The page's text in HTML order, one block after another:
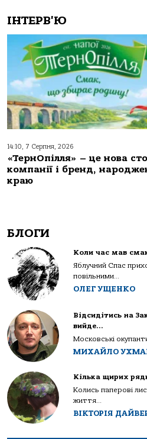
ІНТЕРВ'Ю
14:10, 7 Серпня, 2026
«ТернОпілля» – це нова
компанії і бренд,
краю
БЛОГИ
Коли час мав
Яблучний Спас
повільними...
ОЛЕГ УЩЕНКО
Відсидітись на
вийде…
Московські
МИХАЙЛО
Кілька щирих
Колись паперові
життя...
ВІКТОРІЯ